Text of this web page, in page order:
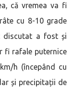
că vremea va fi
cu 8-10 grade
discutat a fost și
fi rafale puternice
h (începând cu
și precipitații de